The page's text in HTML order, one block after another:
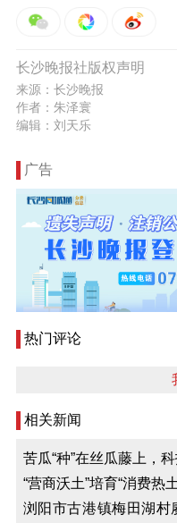
长沙晚报社版权声明
来源：长沙晚报
作者：朱泽寰
编辑：刘天乐
广告
热门评论
相关新闻
苦瓜“种”在丝瓜藤上，
“营商沃土”培育“消费热
浏阳市古港镇梅田湖村